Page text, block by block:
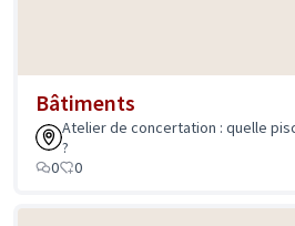
Bâtiments
Atelier de concertation : quelle
?
0
0